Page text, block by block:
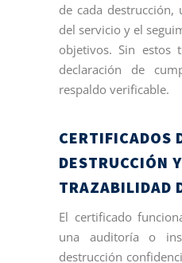
de cada
del servicio y el
objetivos. Sin estos
declaración de
respaldo verificable.
CERTIFICADOS
DESTRUCCIÓN Y
TRAZABILIDAD
El certificado
una auditoría o
destrucción